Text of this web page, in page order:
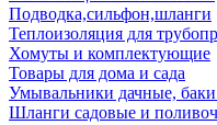
Подводка,сильфон,шланги
Теплоизоляция для
Хомуты и комплектующие
Товары для дома и сада
Умывальники дачные,
Шланги садовые и